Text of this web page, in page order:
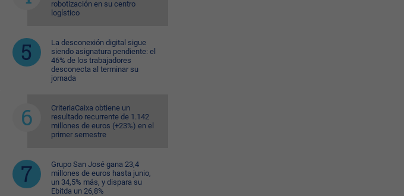
robotización en su centro
logístico
La desconexión digital sigue
siendo asignatura pendiente: el
46% de los trabajadores
desconecta al terminar su
jornada
CriteriaCaixa obtiene un
resultado recurrente de 1.142
millones de euros (+23%) en el
primer semestre
Grupo San José gana 23,4
millones de euros hasta junio,
un 34,5% más, y dispara su
Ebitda un 26,8%